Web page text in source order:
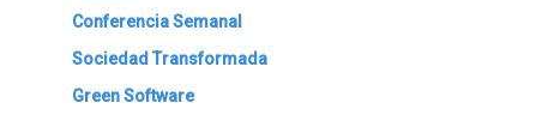
Conferencia Semanal
Sociedad Transformada
Green Software